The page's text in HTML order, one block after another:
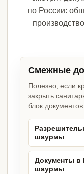
по России:
Смежные
Полезно, если
закрыть
блок документов.
шаурмы
Документы в
шаурмы